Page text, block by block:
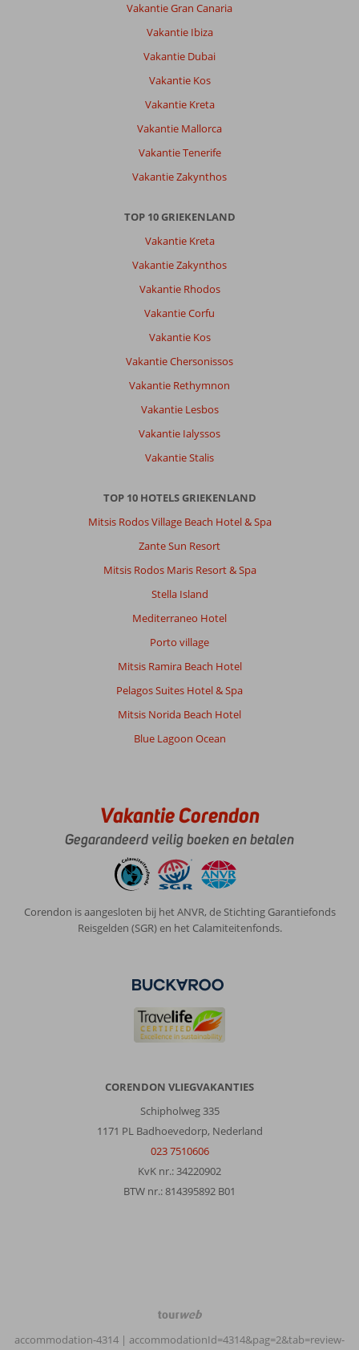
Vakantie Gran Canaria
Vakantie Ibiza
Vakantie Dubai
Vakantie Kos
Vakantie Kreta
Vakantie Mallorca
Vakantie Tenerife
Vakantie Zakynthos
TOP 10 GRIEKENLAND
Vakantie Kreta
Vakantie Zakynthos
Vakantie Rhodos
Vakantie Corfu
Vakantie Kos
Vakantie Chersonissos
Vakantie Rethymnon
Vakantie Lesbos
Vakantie Ialyssos
Vakantie Stalis
TOP 10 HOTELS GRIEKENLAND
Mitsis Rodos Village Beach Hotel & Spa
Zante Sun Resort
Mitsis Rodos Maris Resort & Spa
Stella Island
Mediterraneo Hotel
Porto village
Mitsis Ramira Beach Hotel
Pelagos Suites Hotel & Spa
Mitsis Norida Beach Hotel
Blue Lagoon Ocean
Vakantie Corendon
Gegarandeerd veilig boeken en betalen
Corendon is aangesloten bij het ANVR, de Stichting Garantiefonds
Reisgelden (SGR) en het Calamiteitenfonds.
CORENDON VLIEGVAKANTIES
Schipholweg 335
1171 PL Badhoevedorp, Nederland
023 7510606
KvK nr.: 34220902
BTW nr.: 814395892 B01
TourWeb
©
accommodation-4314 | accommodationId=4314&pag=2&tab=review-